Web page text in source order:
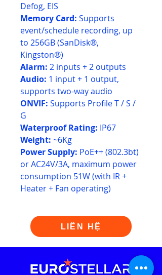
Defog, EIS
Memory Card: Supports
event/schedule recording, up
to 256GB (SanDisk®,
Kingston®)
Alarm: 2 inputs + 2 outputs
Audio: 1 input + 1 output,
supports two-way audio
ONVIF: Supports Profile T / S /
G
Waterproof Rating: IP67
Weight: ~6Kg
Power Supply: PoE++ (802.3bt)
or AC24V/3A, maximum power
consumption 51W (with IR +
Heater + Fan operating)
LIÊN HỆ